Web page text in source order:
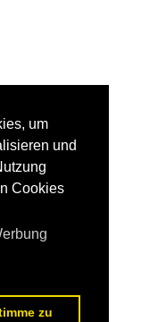
um
und
Cookies
zu